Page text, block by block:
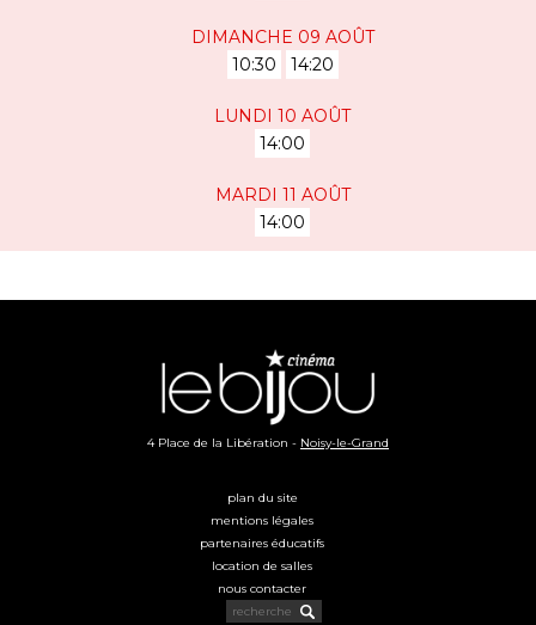
DIMANCHE 09 AOÛT
10:30
14:20
LUNDI 10 AOÛT
14:00
MARDI 11 AOÛT
14:00
4 Place de la Libération - Noisy-le-Grand
plan du site
mentions légales
partenaires éducatifs
location de salles
nous contacter